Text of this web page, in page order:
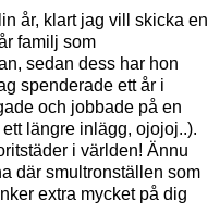
år, klart jag vill skicka en
familj som
sedan dess har hon
spenderade ett år i
och jobbade på en
längre inlägg, ojojoj..).
i världen! Ännu
där smultronställen som
extra mycket på dig